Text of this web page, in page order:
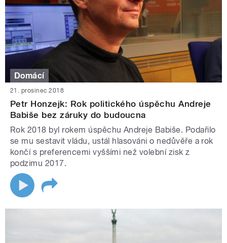
Domácí
21. prosinec 2018
Petr Honzejk: Rok politického úspěchu Andreje
Babiše bez záruky do budoucna
Rok 2018 byl rokem úspěchu Andreje Babiše. Podařilo
se mu sestavit vládu, ustál hlasováni o nedůvěře a rok
končí s preferencemi vyššími než volební zisk z
podzimu 2017.